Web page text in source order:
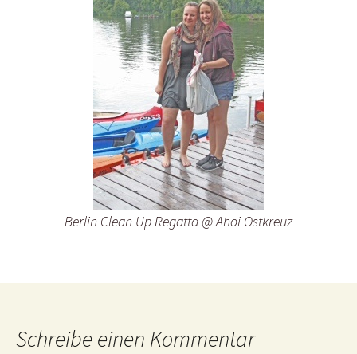
Berlin Clean Up Regatta @ Ahoi Ostkreuz
Schreibe einen Kommentar